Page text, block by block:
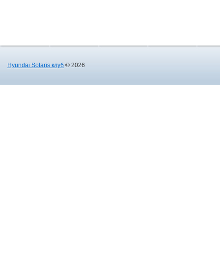
Hyundai Solaris клуб © 2026